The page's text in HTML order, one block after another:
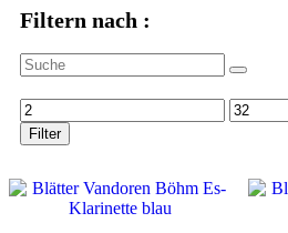
Filtern nach :
Filter